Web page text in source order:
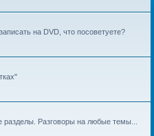
на DVD, что посоветуете?
Разговоры на любые темы...